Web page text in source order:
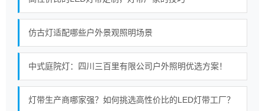
仿古灯适配哪些户外景观照明场景
中式庭院灯：四川三百里有限公司户外照明优选方案！
灯带生产商哪家强？如何挑选高性价比的LED灯带工厂？